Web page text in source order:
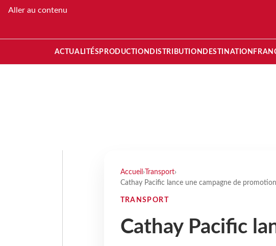
Aller au contenu
ACTUALITÉS PRODUCTION DISTRIBUTION DESTINATION
Accueil › Transport›
Cathay Pacific lance une campagne de
TRANSPORT
Cathay Pacific